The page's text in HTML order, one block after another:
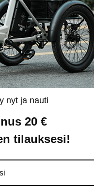
nyt ja nauti
20 €
tilauksesi!